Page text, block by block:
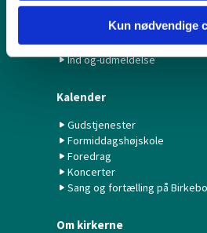
Kun nødvendige
Dødsfald
Bortkomne attester
Ind og-udmeldelse
Kalender
Gudstjenester
Formiddagshøjskole
Foredrag
Koncerter
Sang og fortælling på Birkebo
Om kirkerne